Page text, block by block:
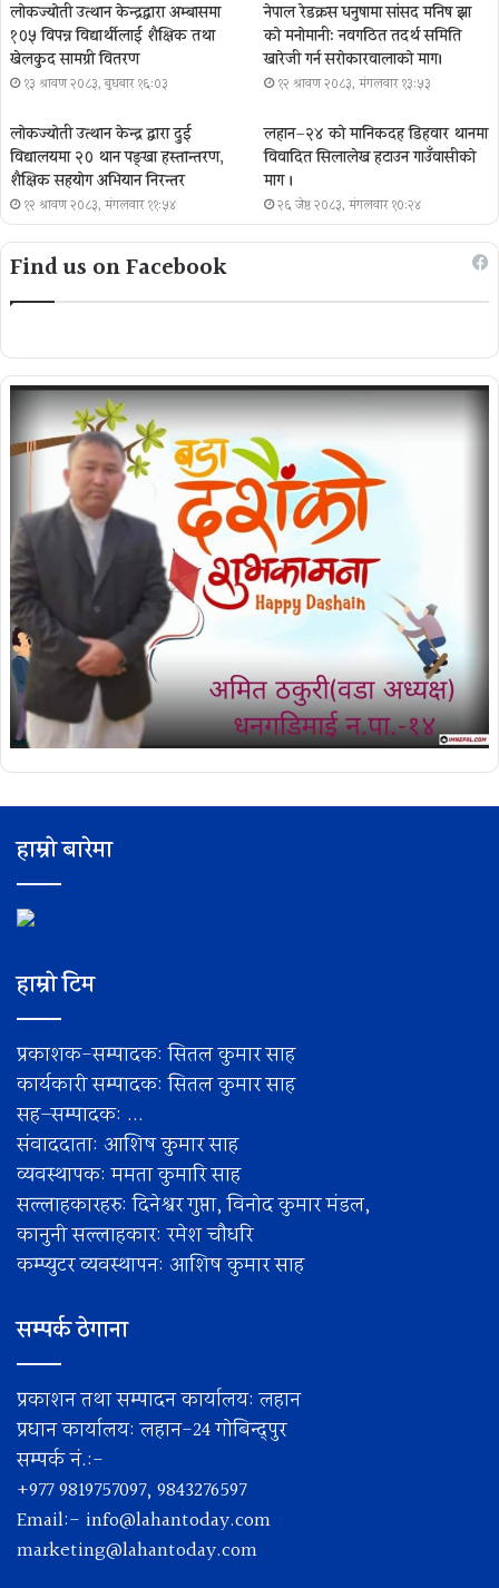
लोकज्योती उत्थान केन्द्रद्वारा अम्बासमा
१०५ विपन्न विद्यार्थीलाई शैक्षिक तथा
खेलकुद सामग्री वितरण
१३ श्रावण २०८३, बुधबार १६:०३
नेपाल रेडक्रस धनुषामा सांसद मनिष झा
को मनोमानी: नवगठित तदर्थ समिति
खारेजी गर्न सरोकारवालाको माग।
१२ श्रावण २०८३, मंगलवार १३:५३
लोकज्योती उत्थान केन्द्र द्वारा दुई
विद्यालयमा २० थान पङ्खा हस्तान्तरण,
शैक्षिक सहयोग अभियान निरन्तर
१२ श्रावण २०८३, मंगलवार ११:५४
लहान–२४ को मानिकदह डिहवार थानमा
विवादित सिलालेख हटाउन गाउँवासीको
माग ।
२६ जेष्ठ २०८३, मंगलवार १०:२४
Find us on Facebook
हाम्रो बारेमा
हाम्रो टिम
प्रकाशक-सम्पादक: सितल कुमार साह
कार्यकारी सम्पादक: सितल कुमार साह
सह–सम्पादक: ...
संवाददाता: आशिष कुमार साह
व्यवस्थापक: ममता कुमारि साह
सल्लाहकारहरु: दिनेश्वर गुप्ता, विनोद कुमार मंडल,
कानुनी सल्लाहकार: रमेश चाैधरि
कम्प्युटर व्यवस्थापन: आशिष कुमार साह
सम्पर्क ठेगाना
प्रकाशन तथा सम्पादन कार्यालय: लहान
प्रधान कार्यालय: लहान-24 गोबिन्द्पुर
सम्पर्क नं.:-
+977 9819757097, 9843276597
Email:- info@lahantoday.com
marketing@lahantoday.com